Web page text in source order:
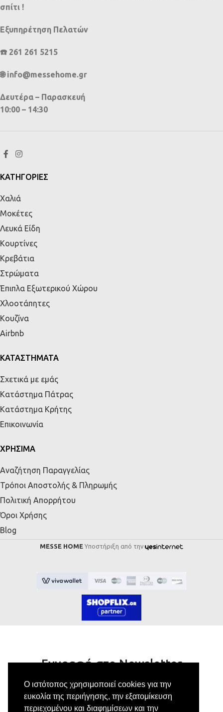
Ο ιστότοπος χρησιμοποιεί cookies για την
ευκολία της περιήγησης, την εξατομίκευση
περιεχομένου και διαφημίσεων και την
σπίτι !
Εξυπηρέτηση Πελατών
☎️ 261 261 5215
🌐 info@messehome.gr
Δευτέρα – Παρασκευή
10:00 – 14:30
ΚΑΤΗΓΟΡΙΕΣ
Χαλιά
Μοκέτες
Λευκά Είδη
Κουρτίνες
Κρεβάτια
Στρώματα
Έπιπλα Εξωτερικού Χώρου
Χλοοτάπητες
Κουζίνα
Airbnb
ΚΑΤΑΣΤΗΜΑΤΑ
Σχετικά με εμάς
Κατάστημα Πάτρας
Κατάστημα Κρήτης
Επικοινωνία
ΧΡΗΣΙΜΑ
Αναζήτηση Παραγγελίας
Τρόποι Αποστολής & Πληρωμής
Πολιτική Απορρήτου
Όροι Χρήσης
Blog
MESSE HOME Υποστήριξη από την
Εγγραφή στο Newsletter
Κάνε εγγραφή στο newsletter μας για να
λαμβάνεις αποκλειστικές προσφορές.